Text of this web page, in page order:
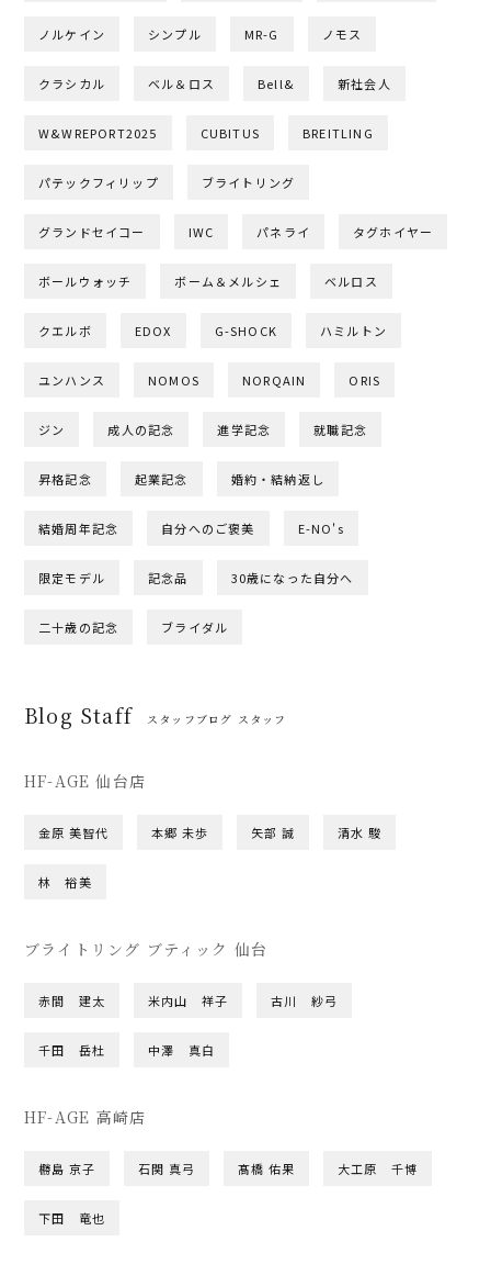
ノルケイン シンプル MR-G ノモス
クラシカル ベル＆ロス Bell& 新社会人
W&WREPORT2025 CUBITUS BREITLING
パテックフィリップ ブライトリング
グランドセイコー IWC パネライ タグホイヤー
ボールウォッチ ボーム＆メルシェ ベルロス
クエルボ EDOX G-SHOCK ハミルトン
ユンハンス NOMOS NORQAIN ORIS
ジン 成人の記念 進学記念 就職記念
昇格記念 起業記念 婚約・結納返し
結婚周年記念 自分へのご褒美 E-NO's
限定モデル 記念品 30歳になった自分へ
二十歳の記念 ブライダル
Blog Staff スタッフブログ スタッフ
HF-AGE 仙台店
金原 美智代 本郷 未歩 矢部 誠 清水 駿
林 裕美
ブライトリング ブティック 仙台
赤間 建太 米内山 祥子 古川 紗弓
千田 岳杜 中澤 真白
HF-AGE 高崎店
橳島 京子 石関 真弓 髙橋 佑果 大工原 千博
下田 竜也